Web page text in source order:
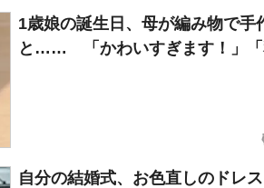
1歳娘の誕生日、母が編み物で手
と…… 「かわいすぎます！」「
自分の結婚式、お色直しのドレ